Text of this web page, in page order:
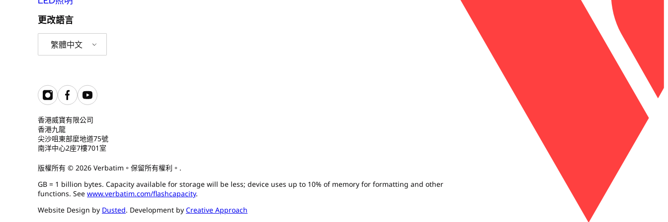
更改語言
繁體中文
香港威寶有限公司
香港九龍
尖沙咀東部麼地道75號
南洋中心2座7樓701室
版權所有 © 2026 Verbatim。保留所有權利。.
GB = 1 billion bytes. Capacity available for storage will be less; device uses up to 10% of memory for formatting and other
functions. See www.verbatim.com/flashcapacity.
Website Design by Dusted. Development by Creative Approach